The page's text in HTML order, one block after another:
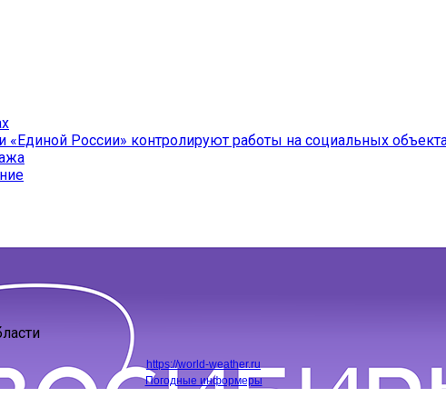
России» контролируют работы на социальных
https://world-weather.ru
Погодные информеры